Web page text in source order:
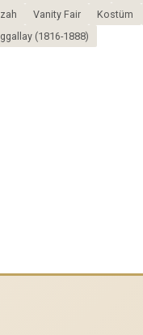
Vanity Fair Kostüm
(1816-1888)